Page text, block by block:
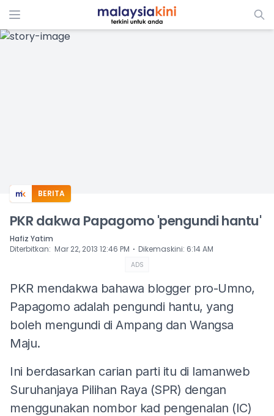
ADS
BERITA
PKR dakwa Papagomo 'pengundi hantu'
Hafiz Yatim
Diterbitkan: Mar 22, 2013 12:46 PM ⋅ Dikemaskini: 6:14 AM
ADS
PKR mendakwa bahawa blogger pro-Umno,
Papagomo adalah pengundi hantu, yang
boleh mengundi di Ampang dan Wangsa
Maju.
Ini berdasarkan carian parti itu di lamanweb
Suruhanjaya Pilihan Raya (SPR) dengan
menggunakan nombor kad pengenalan (IC)